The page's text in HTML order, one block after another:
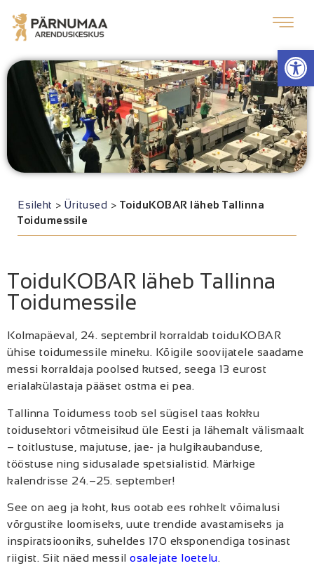
Esileht > Üritused > ToiduKOBAR läheb Tallinna
Toidumessile
ToiduKOBAR läheb Tallinna
Toidumessile
Kolmapäeval, 24. septembril korraldab toiduKOBAR
ühise toidumessile mineku. Kõigile soovijatele saadame
messi korraldaja poolsed kutsed, seega 13 eurost
erialakülastaja pääset ostma ei pea.
Tallinna Toidumess toob sel sügisel taas kokku
toidusektori võtmeisikud üle Eesti ja lähemalt välismaalt
– toitlustuse, majutuse, jae- ja hulgikaubanduse,
tööstuse ning sidusalade spetsialistid. Märkige
kalendrisse 24.–25. september!
See on aeg ja koht, kus ootab ees rohkelt võimalusi
võrgustike loomiseks, uute trendide avastamiseks ja
inspiratsiooniks, suheldes 170 eksponendiga tosinast
riigist. Siit näed messil osalejate loetelu.